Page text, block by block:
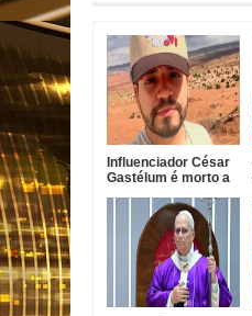
Influenciador César
Gastélum é morto a